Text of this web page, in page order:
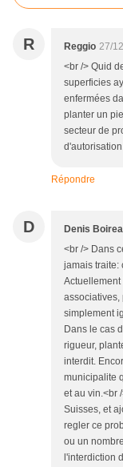
R Reggio 27/
<br /> Quid
superficies
enfermées
planter un
secteur de
Répondre
D Denis
<br /> Dans
jamais traite:
associatives,
simplement
Dans le cas
rigueur,
interdit.
municipalite
et au vin.<br
Suisses, et
regler ce
ou un
l'interdiction